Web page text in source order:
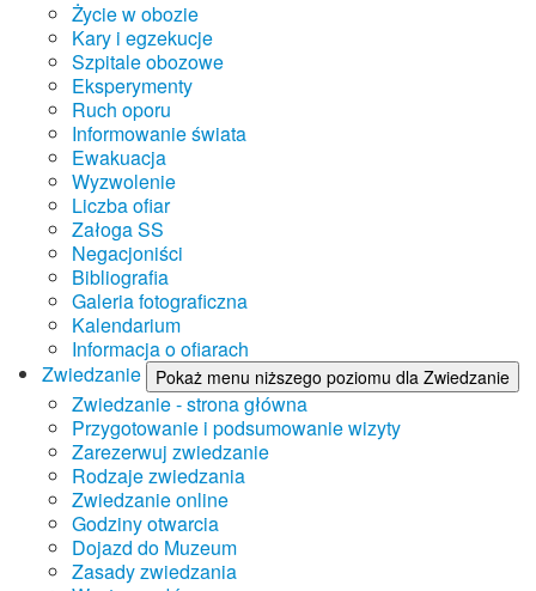
Życie w obozie
Kary i egzekucje
Szpitale obozowe
Eksperymenty
Ruch oporu
Informowanie świata
Ewakuacja
Wyzwolenie
Liczba ofiar
Załoga SS
Negacjoniści
Bibliografia
Galeria fotograficzna
Kalendarium
Informacja o ofiarach
Zwiedzanie
Pokaż menu niższego poziomu dla Zwiedzanie
Zwiedzanie - strona główna
Przygotowanie i podsumowanie wizyty
Zarezerwuj zwiedzanie
Rodzaje zwiedzania
Zwiedzanie online
Godziny otwarcia
Dojazd do Muzeum
Zasady zwiedzania